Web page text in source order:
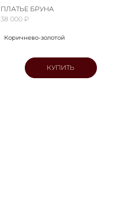
ПЛАТЬЕ БРУНА
38 000 ₽
Коричнево-золотой
КУПИТЬ